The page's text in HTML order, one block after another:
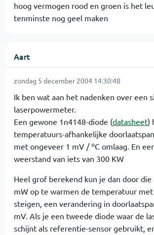
hoog vermogen rood en groen is het
tenminste nog geel maken
Aart
zondag 5 december 2004 14:30:48
Ik ben wat aan het nadenken over een
laserpowermeter.
Een gewone 1n4148-diode (datasheet)
temperatuurs-afhankelijke
met ongeveer 1 mV /oC omlaag. En
weerstand van iets van 300 KW
Heel grof berekend kun je dan door
mW op te warmen de temperatuur
steigen, een verandering in
mV. Als je een tweede diode waar de
schijnt als referentie-sensor gebruikt,